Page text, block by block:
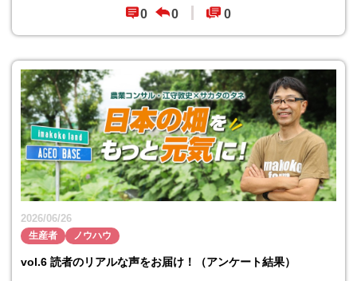
0 0 0
生産者 ノウハウ
2026/06/26
vol.6 読者のリアルな声をお届け！（アンケート結果）